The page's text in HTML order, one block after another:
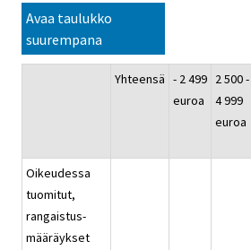
Avaa taulukko
suurempana
Yhteensä - 2 499
euroa
2 500 -
4 999
euroa
Oikeudessa
tuomitut,
rangaistus-
määräykset